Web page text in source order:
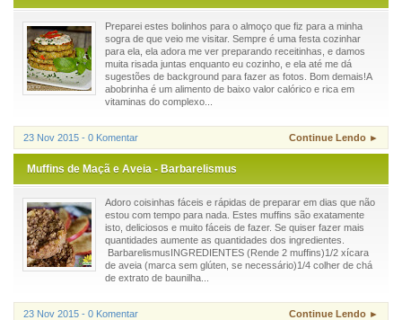
Preparei estes bolinhos para o almoço que fiz para a minha
sogra de que veio me visitar. Sempre é uma festa cozinhar
para ela, ela adora me ver preparando receitinhas, e damos
muita risada juntas enquanto eu cozinho, e ela até me dá
sugestões de background para fazer as fotos. Bom demais!A
abobrinha é um alimento de baixo valor calórico e rica em
vitaminas do complexo...
23 Nov 2015 - 0 Komentar Continue Lendo ►
Muffins de Maçã e Aveia - Barbarelismus
Adoro coisinhas fáceis e rápidas de preparar em dias que não
estou com tempo para nada. Estes muffins são exatamente
isto, deliciosos e muito fáceis de fazer. Se quiser fazer mais
quantidades aumente as quantidades dos ingredientes.
BarbarelismusINGREDIENTES (Rende 2 muffins)1/2 xícara
de aveia (marca sem glúten, se necessário)1/4 colher de chá
de extrato de baunilha...
23 Nov 2015 - 0 Komentar Continue Lendo ►